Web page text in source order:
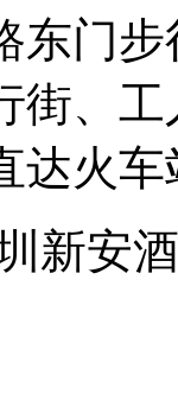
东门
街、
达火
圳新